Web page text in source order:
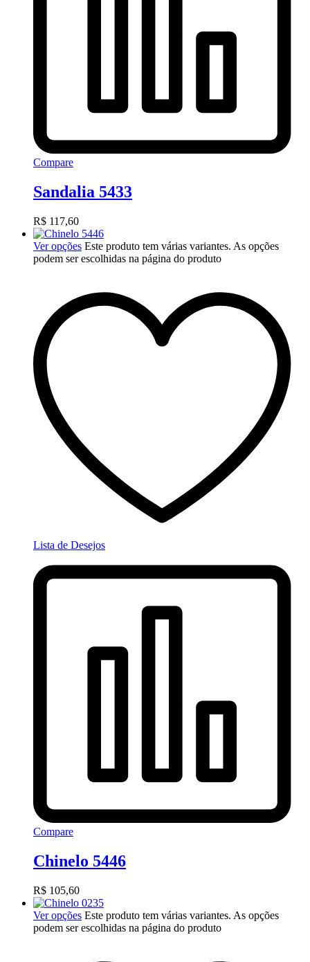
Compare
Sandalia 5433
R$ 117,60
Ver opções Este produto tem várias variantes. As opções
podem ser escolhidas na página do produto
Lista de Desejos
Compare
Chinelo 5446
R$ 105,60
Ver opções Este produto tem várias variantes. As opções
podem ser escolhidas na página do produto